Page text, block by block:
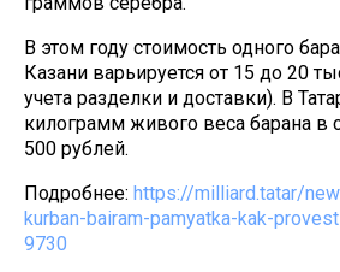
В этом году стоимость одного
Казани варьируется от 15 до 20
учета разделки и доставки). В
килограмм живого веса барана в
500 рублей.
Подробнее: https://milliard.tatar/
kurban-bairam-pamyatka-kak-
9730